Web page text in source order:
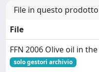
File in questo
File
FFN 2006 Olive oil in
solo gestori archivio